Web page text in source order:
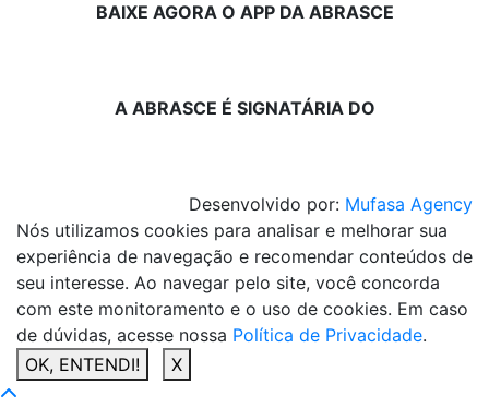
BAIXE AGORA O APP DA ABRASCE
A ABRASCE É SIGNATÁRIA DO
Desenvolvido por: Mufasa Agency
Nós utilizamos cookies para analisar e melhorar sua
experiência de navegação e recomendar conteúdos de
seu interesse. Ao navegar pelo site, você concorda
com este monitoramento e o uso de cookies. Em caso
de dúvidas, acesse nossa Política de Privacidade.
OK, ENTENDI!
X